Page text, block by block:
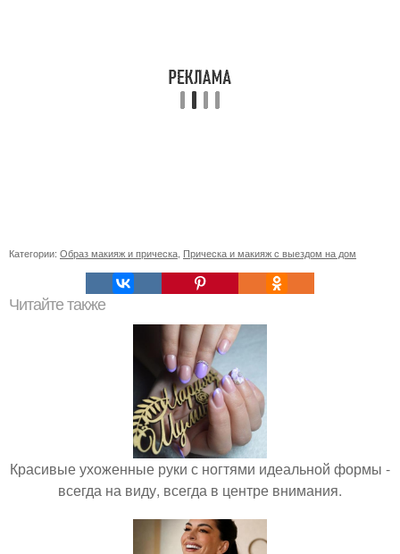
Категории: Образ макияж и прическа Прическа и макияж с выездом на дом
Читайте также
Красивые ухоженные руки с ногтями идеальной формы -
всегда на виду, всегда в центре внимания.